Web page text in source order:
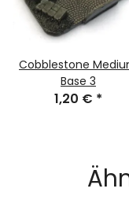
Cobblestone
Base 3
1,20 € *